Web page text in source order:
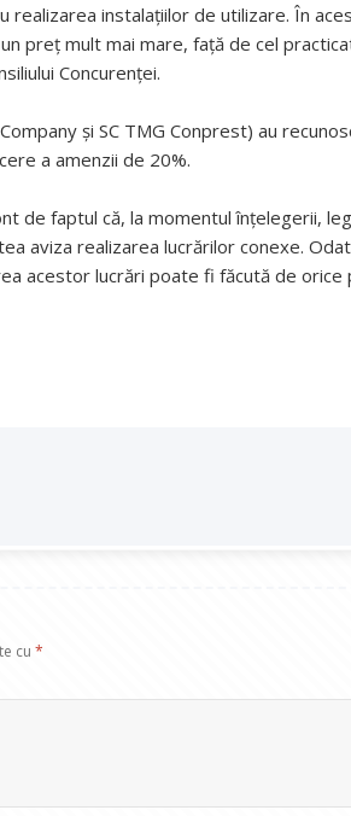
instalaţiilor de utilizare. În
preţ mult mai mare, faţă de cel
Concurenţei.
şi SC TMG Conprest) au
a amenzii de 20%.
de faptul că, la momentul înţelegerii,
aviza realizarea lucrărilor conexe.
acestor lucrări poate fi făcută de orice
cu*